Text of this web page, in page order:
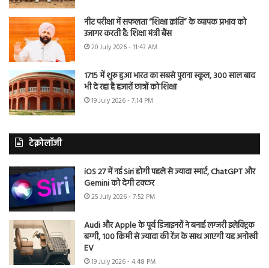
नीट परीक्षा में सफलता “शिक्षा क्रांति” के व्यापक प्रभाव को
उजागर करती है: शिक्षा मंत्री बैंस
20 July 2026 - 11:43 AM
1715 में शुरू हुआ भारत का सबसे पुराना स्कूल, 300 साल बाद
भी दे रहा है हजारों छात्रों को शिक्षा
19 July 2026 - 7:14 PM
टेक्नोलॉजी
iOS 27 में नई Siri होगी पहले से ज्यादा स्मार्ट, ChatGPT और
Gemini को देगी टक्कर
25 July 2026 - 7:52 PM
Audi और Apple के पूर्व डिजाइनरों ने बनाई लग्जरी इलेक्ट्रिक
बग्गी, 100 किमी से ज्यादा की रेंज के साथ आएगी यह अनोखी
EV
19 July 2026 - 4:48 PM